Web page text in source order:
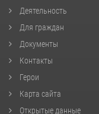
Деятельность
Для граждан
Документы
Контакты
Герои
Карта сайта
Открытые данные